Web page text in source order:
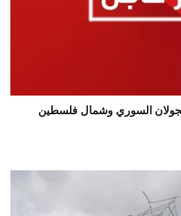
السوري وشمال فلسطين